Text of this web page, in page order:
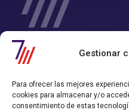
Gestionar
Para ofrecer las mejores
cookies para almacenar y/o
consentimiento de estas
SIETE Y MEDIA -
Chile
el que consigues tiempo y
Nos convertimos en tu